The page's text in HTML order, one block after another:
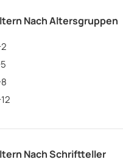
Nach Altersgruppen
Nach Schriftteller